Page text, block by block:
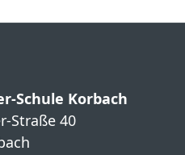
Schule Korbach
Straße 40